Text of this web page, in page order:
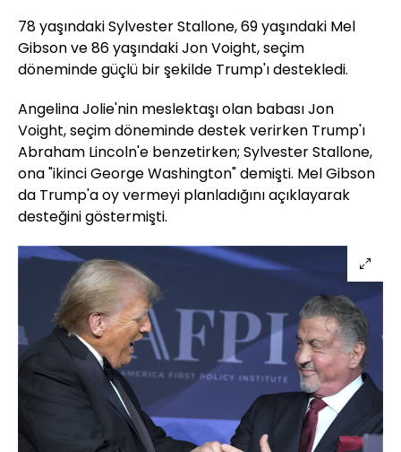
78 yaşındaki Sylvester Stallone, 69 yaşındaki Mel
Gibson ve 86 yaşındaki Jon Voight, seçim
döneminde güçlü bir şekilde Trump'ı destekledi.
Angelina Jolie'nin meslektaşı olan babası Jon
Voight, seçim döneminde destek verirken Trump'ı
Abraham Lincoln'e benzetirken; Sylvester Stallone,
ona "ikinci George Washington" demişti. Mel Gibson
da Trump'a oy vermeyi planladığını açıklayarak
desteğini göstermişti.